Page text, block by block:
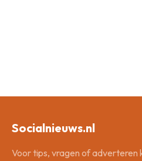
Socialnieuws.nl
Voor tips, vragen of adverteren